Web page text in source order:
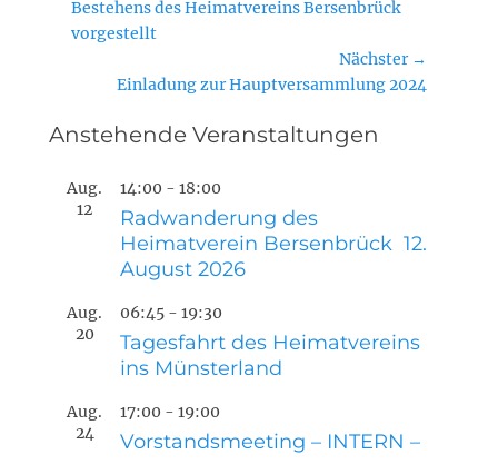
Beitrag:
Bestehens des Heimatvereins Bersenbrück
vorgestellt
Nächster →
NächsterEinladung zur Hauptversammlung 2024
Anstehende Veranstaltungen
Aug.
12
14:00 - 18:00
Radwanderung des
Heimatverein Bersenbrück 12.
August 2026
Aug.
20
06:45 - 19:30
Tagesfahrt des Heimatvereins
ins Münsterland
Aug.
24
17:00 - 19:00
Vorstandsmeeting – INTERN –